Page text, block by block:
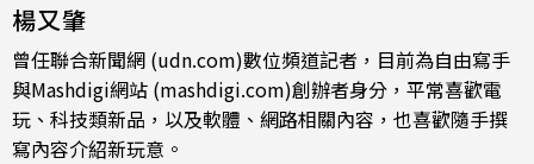
楊又肇
曾任聯合新聞網 (udn.com)數位頻道記者，目前為自由寫手
與Mashdigi網站 (mashdigi.com)創辦者身分，平常喜歡電
玩、科技類新品，以及軟體、網路相關內容，也喜歡隨手撰
寫內容介紹新玩意。